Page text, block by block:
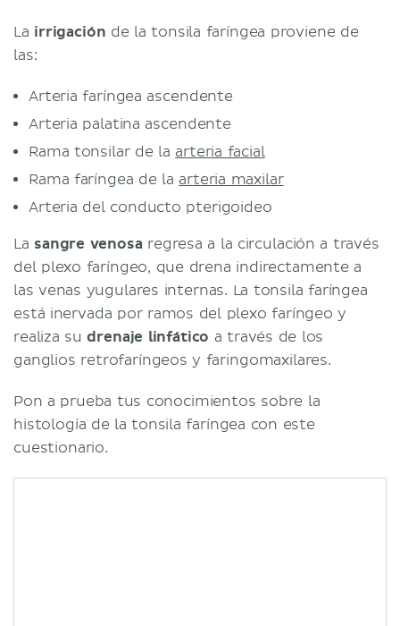
La irrigación de la tonsila faríngea proviene de
las:
Arteria faríngea ascendente
Arteria palatina ascendente
Rama tonsilar de la arteria facial
Rama faríngea de la arteria maxilar
Arteria del conducto pterigoideo
La sangre venosa regresa a la circulación a través
del plexo faríngeo, que drena indirectamente a
las venas yugulares internas. La tonsila faríngea
está inervada por ramos del plexo faríngeo y
realiza sudrenaje linfático a través de los
ganglios retrofaríngeos y faringomaxilares.
Pon a prueba tus conocimientos sobre la
histología de la tonsila faríngea con este
cuestionario.